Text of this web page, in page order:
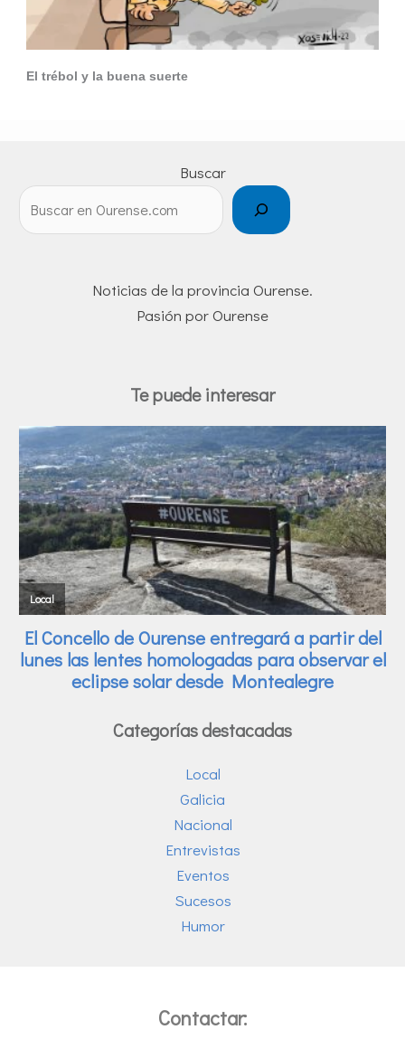
El trébol y la buena suerte
Buscar
Noticias de la provincia Ourense.
Pasión por Ourense
Te puede interesar
Categorías destacadas
Local
Galicia
Nacional
Entrevistas
Eventos
Sucesos
Humor
Contactar: